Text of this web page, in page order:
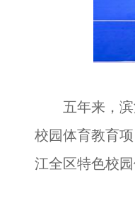
五年来，滨江
校园体育教育
江全区特色校